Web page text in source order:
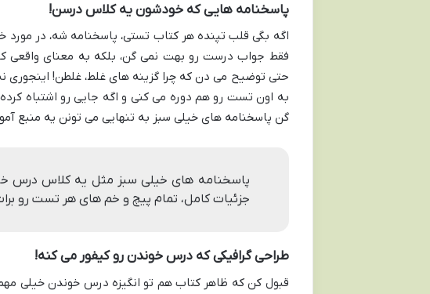
پاسخنامه هایی که خودشون یه کلاس درسن!
اگه بگی قلب تپنده هر کتاب تستی، پاسخنامه شه، در
حتی توضیح می دن که چرا گزینه های غلط، غلطن! اینجوری
به اون تست رو هم دوره می کنی و اگه جایی رو اشتباه
گن پاسخنامه های خیلی سبز به تنهایی می تونن یه منبع
پاسخنامه های خیلی سبز مثل یه کلاس درس
جزئیات کامل، تمام پیچ و خم های هر تست رو
طراحی گرافیکی که درس خوندن رو کیفور می کنه!
قبول کن که ظاهر کتاب هم تو انگیزه درس خوندن خیلی